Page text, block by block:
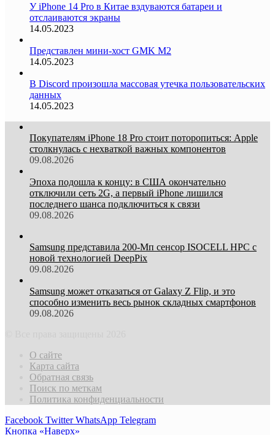
У iPhone 14 Pro в Китае вздуваются батареи и
отслаиваются экраны
14.05.2023
Представлен мини-хост GMK M2
14.05.2023
В Discord произошла массовая утечка пользовательских
данных
14.05.2023
Покупателям iPhone 18 Pro стоит поторопиться: Apple
столкнулась с нехваткой важных компонентов
09.08.2026
Эпоха подошла к концу: в США окончательно
отключили сеть 2G, а первый iPhone лишился
последнего шанса подключиться к связи
09.08.2026
Samsung представила 200-Мп сенсор ISOCELL HPC с
новой технологией DeepPix
09.08.2026
Samsung может отказаться от Galaxy Z Flip, и это
способно изменить весь рынок складных смартфонов
09.08.2026
О сайте
Карта сайта
Обратная связь
Поиск по меткам
Политика конфиденциальности
Facebook Twitter WhatsApp Telegram
Кнопка «Наверх»